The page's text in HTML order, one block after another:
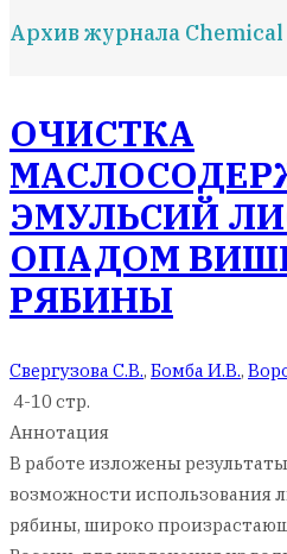
Архив журнала
ОЧИСТКА
ЭМУЛЬСИЙ
ОПАДОМ
РЯБИНЫ
Свергузова С.В., Бомба И.В.,
4-10 стр.
Аннотация
В работе изложены
возможности использования
рябины, широко